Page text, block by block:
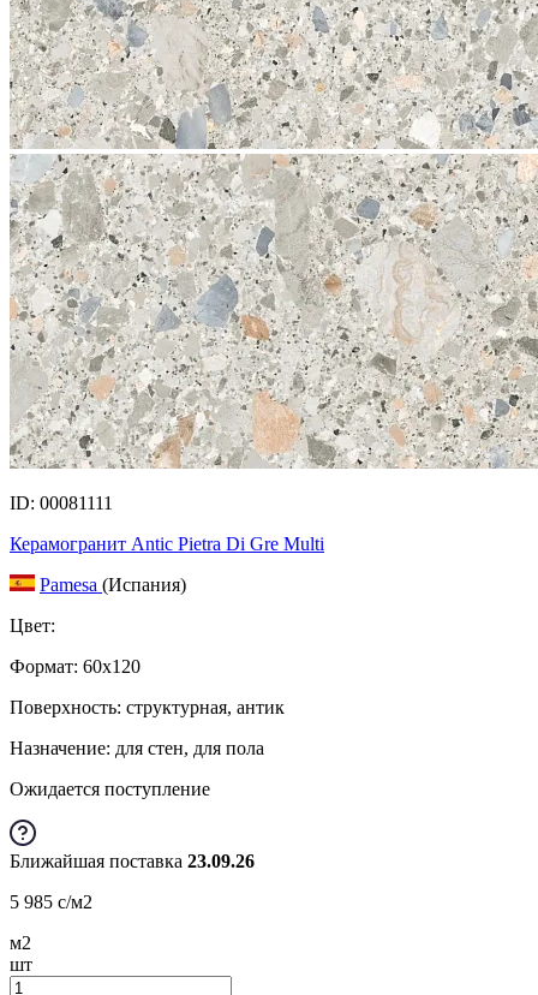
ID: 00081111
Керамогранит Antic Pietra Di Gre Multi
Pamesa (Испания)
Цвет:
Формат: 60x120
Поверхность: структурная, антик
Назначение: для стен, для пола
Ожидается поступление
Ближайшая поставка 23.09.26
5 985 c/м2
м2
шт